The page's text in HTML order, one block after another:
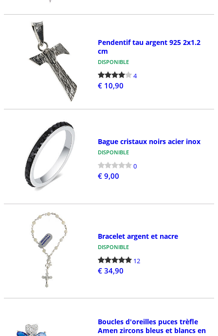
Pendentif tau argent 925 2x1.2
cm
DISPONIBLE
4
€ 10,90
Bague cristaux noirs acier inox
DISPONIBLE
0
€ 9,00
Bracelet argent et nacre
DISPONIBLE
12
€ 34,90
Boucles d'oreilles puces trèfle
Amen zircons bleus et blancs en